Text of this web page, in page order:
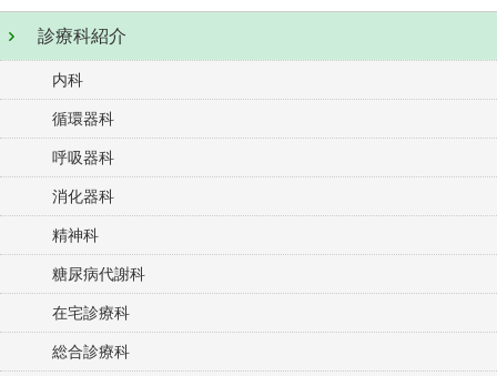
診療科紹介
内科
循環器科
呼吸器科
消化器科
精神科
糖尿病代謝科
在宅診療科
総合診療科